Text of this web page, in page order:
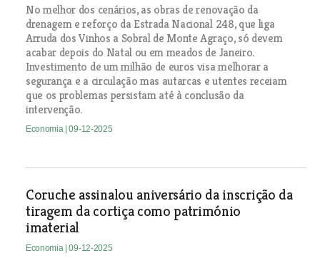
No melhor dos cenários, as obras de renovação da
drenagem e reforço da Estrada Nacional 248, que liga
Arruda dos Vinhos a Sobral de Monte Agraço, só devem
acabar depois do Natal ou em meados de Janeiro.
Investimento de um milhão de euros visa melhorar a
segurança e a circulação mas autarcas e utentes receiam
que os problemas persistam até à conclusão da
intervenção.
Economia | 09-12-2025
Coruche assinalou aniversário da inscrição da
tiragem da cortiça como património
imaterial
Economia | 09-12-2025